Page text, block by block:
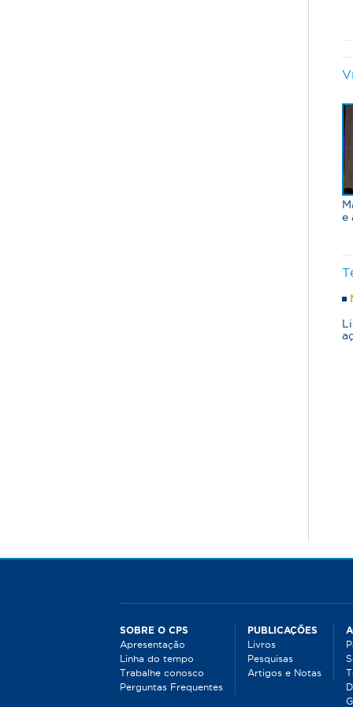
e
SOBRE O CPS
Apresentação
Linha do tempo
Trabalhe conosco
Perguntas Frequentes
PUBLICAÇÕES
Livros
Pesquisas
Artigos e Notas